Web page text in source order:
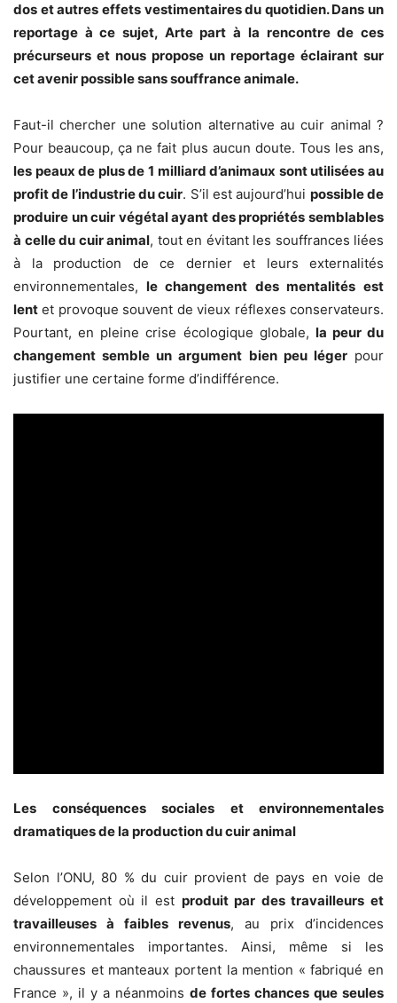
dos et autres effets vestimentaires du quotidien. Dans un
reportage à ce sujet, Arte part à la rencontre de ces
précurseurs et nous propose un reportage éclairant sur
cet avenir possible sans souffrance animale.
Faut-il chercher une solution alternative au cuir animal ?
Pour beaucoup, ça ne fait plus aucun doute. Tous les ans,
les peaux de plus de 1 milliard d’animaux sont utilisées au
profit de l’industrie du cuir. S’il est aujourd’hui possible de
produire un cuir végétal ayant des propriétés semblables
à celle du cuir animal, tout en évitant les souffrances liées
à la production de ce dernier et leurs externalités
environnementales, le changement des mentalités est
lent et provoque souvent de vieux réflexes conservateurs.
Pourtant, en pleine crise écologique globale, la peur du
changement semble un argument bien peu légerpour
justifier une certaine forme d’indifférence.
Les conséquences sociales et environnementales
dramatiques de la production du cuir animal
Selon l’ONU, 80 % du cuir provient de pays en voie de
développement où il est produit par des travailleurs et
travailleuses à faibles revenus, au prix d’incidences
environnementales importantes. Ainsi, même si les
chaussures et manteaux portent la mention « fabriqué en
France », il y a néanmoins de fortes chances que seules